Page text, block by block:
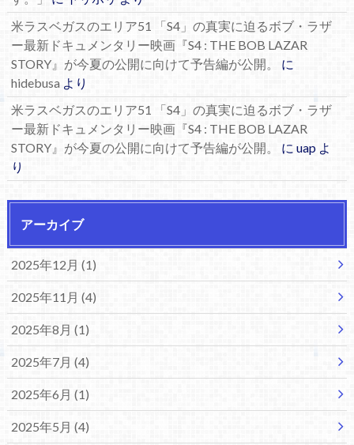
米ラスベガスのエリア51 「S4」の真実に迫るボブ・ラザ
ー最新ドキュメンタリー映画『S4 : THE BOB LAZAR
STORY』が今夏の公開に向けて予告編が公開。
に
hidebusaより
米ラスベガスのエリア51 「S4」の真実に迫るボブ・ラザ
ー最新ドキュメンタリー映画『S4 : THE BOB LAZAR
STORY』が今夏の公開に向けて予告編が公開。
に uapよ
り
アーカイブ
2025年12月 (1)
2025年11月 (4)
2025年8月 (1)
2025年7月 (4)
2025年6月 (1)
2025年5月 (4)